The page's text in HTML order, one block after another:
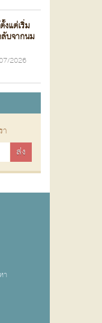
งแต่เริ่ม
ลับจากนม
2026
า